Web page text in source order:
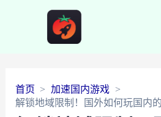
首页
加速国内游戏
解锁地域限制！国外如何玩国内